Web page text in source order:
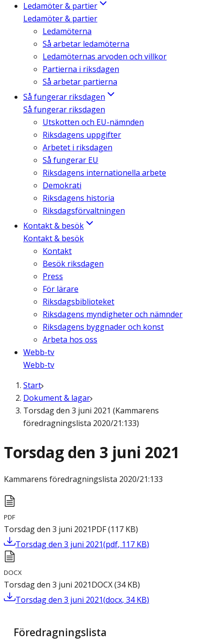
Ledamöter & partier
Ledamöter & partier
Ledamöterna
Så arbetar ledamöterna
Ledamöternas arvoden och villkor
Partierna i riksdagen
Så arbetar partierna
Så fungerar riksdagen
Så fungerar riksdagen
Utskotten och EU-nämnden
Riksdagens uppgifter
Arbetet i riksdagen
Så fungerar EU
Riksdagens internationella arbete
Demokrati
Riksdagens historia
Riksdagsförvaltningen
Kontakt & besök
Kontakt & besök
Kontakt
Besök riksdagen
Press
För lärare
Riksdagsbiblioteket
Riksdagens myndigheter och nämnder
Riksdagens byggnader och konst
Arbeta hos oss
Webb-tv
Webb-tv
Start
Dokument & lagar
Torsdag den 3 juni 2021 (Kammarens
föredragningslista 2020/21:133)
Torsdag den 3 juni 2021
Kammarens föredragningslista 2020/21:133
PDF
Torsdag den 3 juni 2021PDF(117 KB)
Torsdag den 3 juni 2021(pdf, 117 KB)
DOCX
Torsdag den 3 juni 2021DOCX(34 KB)
Torsdag den 3 juni 2021(docx, 34 KB)
Föredragningslista